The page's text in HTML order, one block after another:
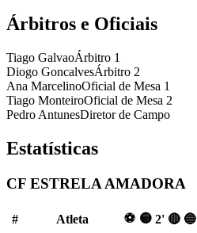
Árbitros e Oficiais
Tiago GalvaoÁrbitro 1
Diogo GoncalvesÁrbitro 2
Ana MarcelinoOficial de Mesa 1
Tiago MonteiroOficial de Mesa 2
Pedro AntunesDiretor de Campo
Estatísticas
CF ESTRELA AMADORA
# Atleta ⚽ 🟡 2' 🔴 🔵